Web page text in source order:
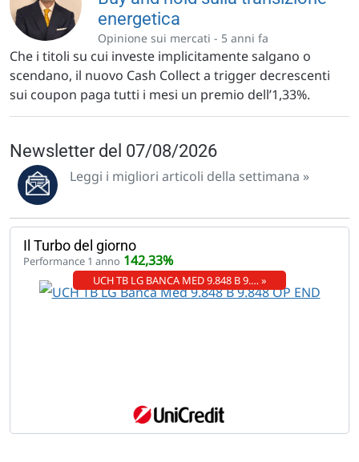
energetica
Opinione sui mercati - 5 anni fa
Che i titoli su cui investe implicitamente salgano o
scendano, il nuovo Cash Collect a trigger decrescenti
sui coupon paga tutti i mesi un premio dell’1,33%.
Newsletter del 07/08/2026
Leggi i migliori articoli della settimana »
Il Turbo del giorno
Performance 1 anno 142,33%
UCH TB LG BANCA MED 9.848 B 9.… »